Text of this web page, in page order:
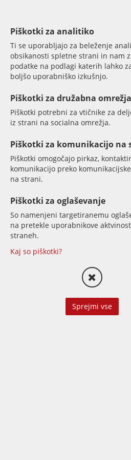
O KRAJU DOGODKI
Piškotki za analitiko
Ti se uporabljajo za beleženje
obsikanosti spletne strani in nam
podatke na podlagi katerih lahko
boljšo uporabniško izkušnjo.
Piškotki za družabna omrežja
Piškotki potrebni za vtičnike za
iz strani na socialna omrežja.
Piškotki za komunikacijo na
Piškotki omogočajo pirkaz,
komunikacijo preko
na strani.
Piškotki za oglaševanje
So namenjeni targetiranemu
na pretekle uporabnikove
straneh.
Kaj so piškotki?
Sprejmi vse